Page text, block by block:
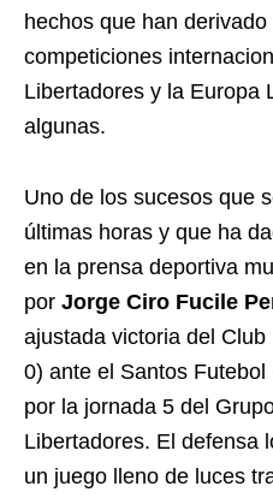
hechos que han
competiciones
Libertadores y la Europa
algunas.
Uno de los sucesos que
últimas horas y que ha
en la prensa deportiva
por Jorge Ciro Fucile
ajustada victoria del
0) ante el Santos
por la jornada 5 del
Libertadores. El defensa
un juego lleno de luces